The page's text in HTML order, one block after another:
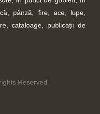
pânză, fire, ace, lupe,
cataloage, publicații de
Reserved.